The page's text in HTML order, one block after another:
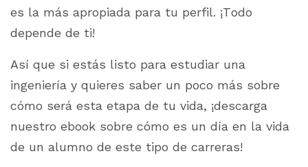
es la más apropiada para tu perfil. ¡Todo
depende de ti!
Así que si estás listo para estudiar una
ingeniería y quieres saber un poco más sobre
cómo será esta etapa de tu vida, ¡descarga
nuestro ebook sobre cómo es un día en la vida
de un alumno de este tipo de carreras!